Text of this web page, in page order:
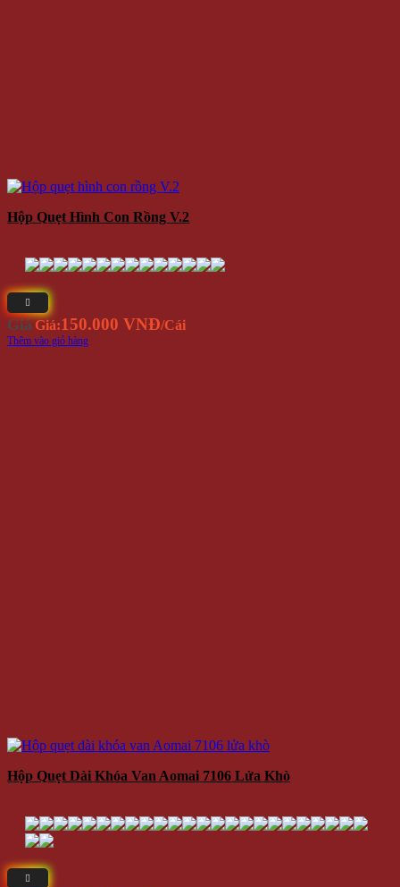
Hộp Quẹt Hình Con Rồng V.2
Giá Giá:150.000 VNĐ/Cái
Thêm vào giỏ hàng
Hộp Quẹt Dài Khóa Van Aomai 7106 Lửa Khò